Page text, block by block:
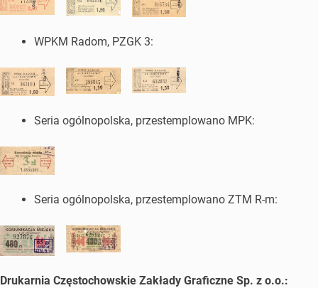
WPKM Radom, PZGK 3:
Seria ogólnopolska, przestemplowano MPK:
Seria ogólnopolska, przestemplowano ZTM R-m:
Drukarnia Częstochowskie Zakłady Graficzne Sp. z o.o.: